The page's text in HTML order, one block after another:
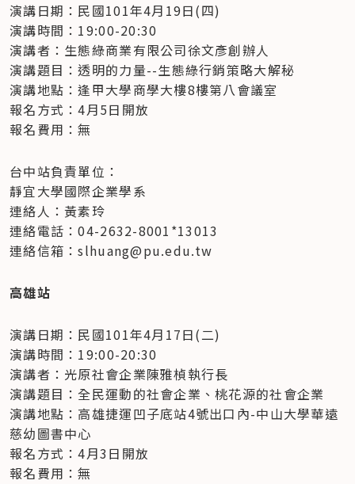
演講日期：民國101年4月19日(四)
演講時間：19:00-20:30
演講者：生態綠商業有限公司徐文彥創辦人
演講題目：透明的力量--生態綠行銷策略大解秘
演講地點：逢甲大學商學大樓8樓第八會議室
報名方式：4月5日開放
報名費用：無
台中站負責單位：
靜宜大學國際企業學系
連絡人：黃素玲
連絡電話：04-2632-8001*13013
連絡信箱：slhuang@pu.edu.tw
高雄站
演講日期：民國101年4月17日(二)
演講時間：19:00-20:30
演講者：光原社會企業陳雅楨執行長
演講題目：全民運動的社會企業、桃花源的社會企業
演講地點：高雄捷運凹子底站4號出口內-中山大學華遠
慈幼圖書中心
報名方式：4月3日開放
報名費用：無